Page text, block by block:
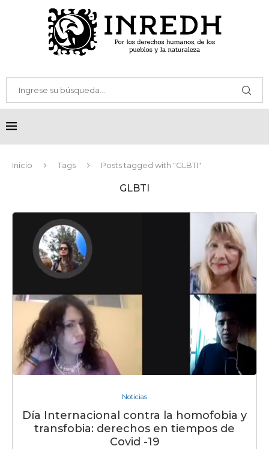
Inicio Tags Posts tagged with "GLBTI"
GLBTI
Noticias
Día Internacional contra la homofobia y
transfobia: derechos en tiempos de
Covid -19